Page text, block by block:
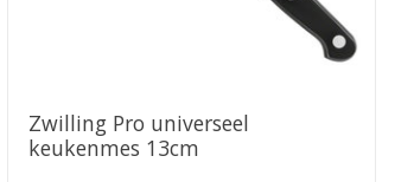
Zwilling Pro universeel
keukenmes 13cm